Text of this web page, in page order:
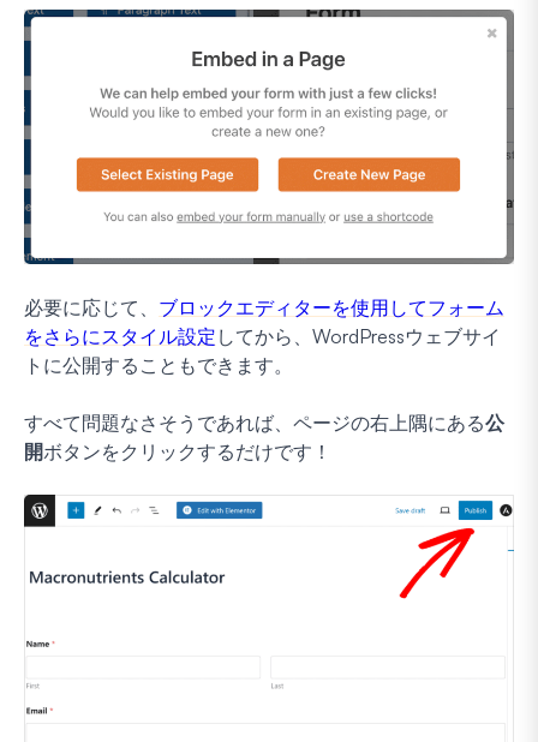
必要に応じて、 ブロックエディターを使用してフォーム
をさらにスタイル設定 してから、WordPressウェブサイ
トに公開することもできます。
すべて問題なさそうであれば、ページの右上隅にある公
開ボタンをクリックするだけです！